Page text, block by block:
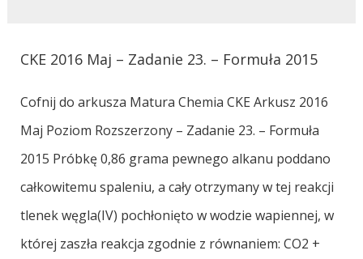
CKE 2016 Maj – Zadanie 23. – Formuła 2015
Cofnij do arkusza Matura Chemia CKE Arkusz 2016
Maj Poziom Rozszerzony – Zadanie 23. – Formuła
2015 Próbkę 0,86 grama pewnego alkanu poddano
całkowitemu spaleniu, a cały otrzymany w tej reakcji
tlenek węgla(IV) pochłonięto w wodzie wapiennej, w
której zaszła reakcja zgodnie z równaniem: CO2 +